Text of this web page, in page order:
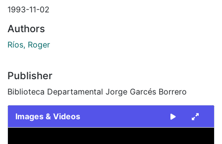
1993-11-02
Authors
Ríos, Roger
Publisher
Biblioteca Departamental Jorge Garcés Borrero
Images & Videos